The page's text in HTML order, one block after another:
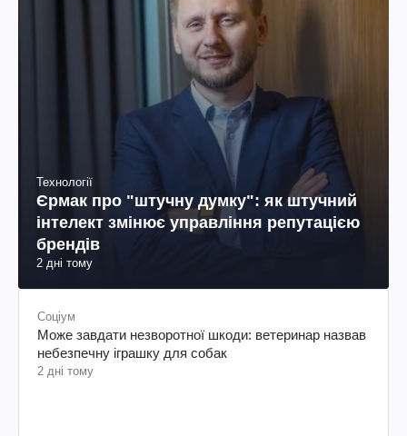
Технології
Єрмак про "штучну думку": як штучний
інтелект змінює управління репутацією
брендів
2 дні тому
Соціум
Може завдати незворотної шкоди: ветеринар назвав
небезпечну іграшку для собак
2 дні тому